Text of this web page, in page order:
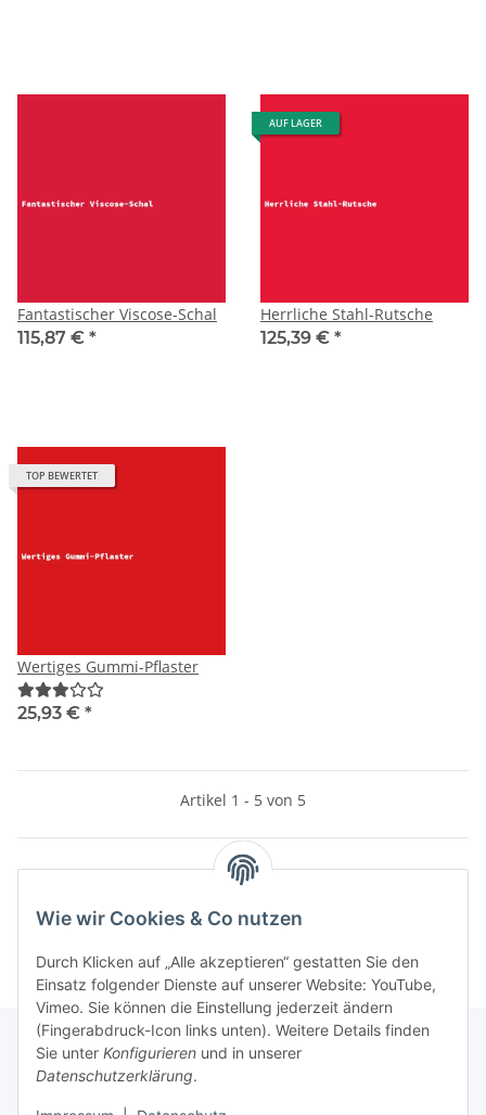
Fantastischer Viscose-Schal
115,87 € *
AUF LAGER
Herrliche Stahl-Rutsche
125,39 € *
TOP BEWERTET
Wertiges Gummi-Pflaster
25,93 € *
Artikel 1 - 5 von 5
Kategorien
Informationen
Wie wir Cookies & Co nutzen
Durch Klicken auf „Alle akzeptieren“ gestatten Sie den
Einsatz folgender Dienste auf unserer Website: YouTube,
Vimeo. Sie können die Einstellung jederzeit ändern
(Fingerabdruck-Icon links unten). Weitere Details finden
Sie unter Konfigurieren und in unserer
Datenschutzerklärung.